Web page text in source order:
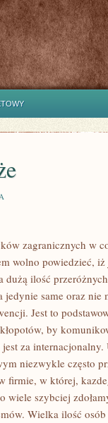
zagranicznych w
wolno powiedzieć,
dużą ilość
same oraz
Jest to
by
za
niezwykle często
w której,
szybciej
Wielka ilość